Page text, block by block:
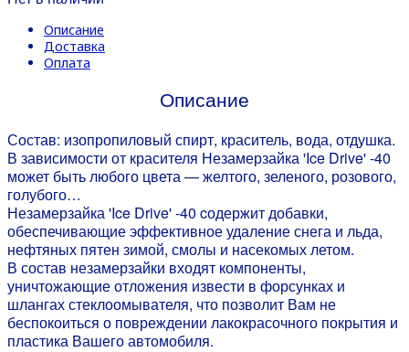
Описание
Доставка
Оплата
Описание
Состав: изопропиловый спирт, краситель, вода, отдушка.
В зависимости от красителя Незамерзайка 'Ice Drive' -40
может быть любого цвета — желтого, зеленого, розового,
голубого…
Незамерзайка 'Ice Drive' -40 cодержит добавки,
обеспечивающие эффективное удаление снега и льда,
нефтяных пятен зимой, смолы и насекомых летом.
В состав незамерзайки входят компоненты,
уничтожающие отложения извести в форсунках и
шлангах стеклоомывателя, что позволит Вам не
беспокоиться о повреждении лакокрасочного покрытия и
пластика Вашего автомобиля.